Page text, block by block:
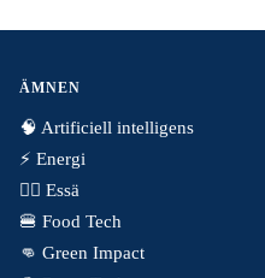
ÄMNEN
🧠 Artificiell intelligens
⚡️ Energi
✍🏼 Essä
🍔 Food Tech
👊 Green Impact